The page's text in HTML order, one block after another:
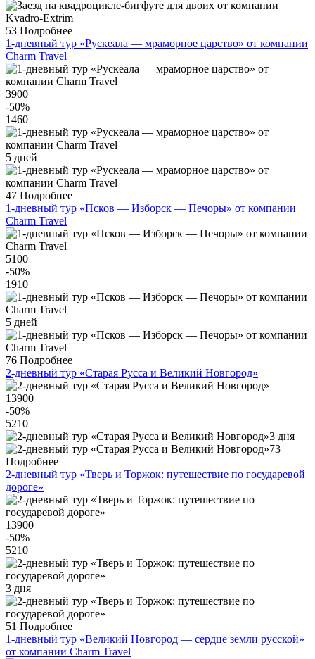
53 Подробнее
1-дневный тур «Рускеала — мраморное царство» от компании
Charm Travel
3900
-50%
1460
5 дней
47 Подробнее
1-дневный тур «Псков — Изборск — Печоры» от компании
Charm Travel
5100
-50%
1910
5 дней
76 Подробнее
2-дневный тур «Старая Русса и Великий Новгород»
13900
-50%
5210
3 дня
73
Подробнее
2-дневный тур «Тверь и Торжок: путешествие по государевой
дороге»
13900
-50%
5210
3 дня
51 Подробнее
1-дневный тур «Великий Новгород — сердце земли русской»
от компании Charm Travel